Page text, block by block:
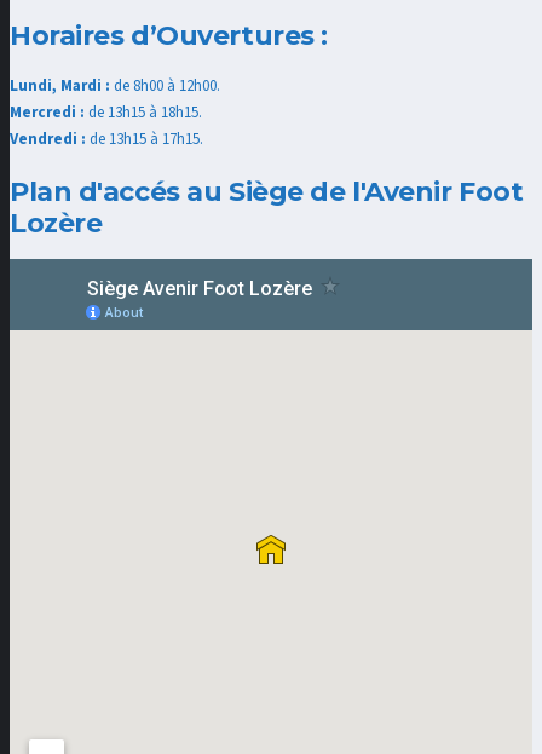
Horaires d’Ouvertures :
Lundi, Mardi : de 8h00 à 12h00.
Mercredi : de 13h15 à 18h15.
Vendredi : de 13h15 à 17h15.
Plan d'accés au Siège de l'Avenir Foot
Lozère